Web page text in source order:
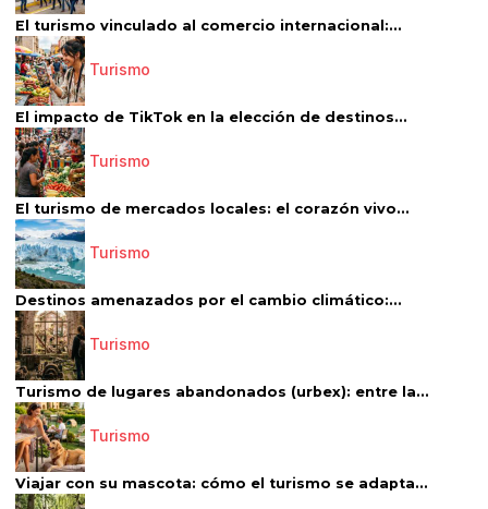
El turismo vinculado al comercio internacional:...
Turismo
El impacto de TikTok en la elección de destinos...
Turismo
El turismo de mercados locales: el corazón vivo...
Turismo
Destinos amenazados por el cambio climático:...
Turismo
Turismo de lugares abandonados (urbex): entre la...
Turismo
Viajar con su mascota: cómo el turismo se adapta...